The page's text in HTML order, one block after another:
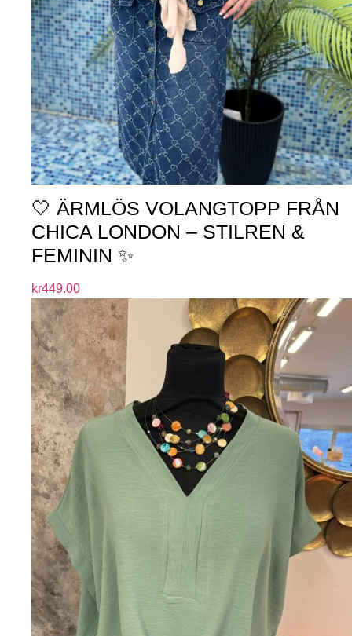
🤍 ÄRMLÖS VOLANGTOPP FRÅN
CHICA LONDON – STILREN &
FEMININ ✨
kr449.00